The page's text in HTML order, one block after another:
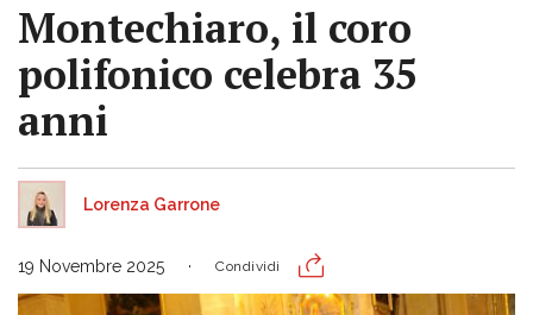
Montechiaro, il coro
polifonico celebra 35
anni
Lorenza Garrone
19 Novembre 2025 Condividi